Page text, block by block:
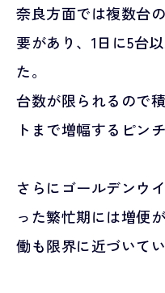
奈良方面では複数台
要があり、1日に5台
た。
台数が限られるので
トまで増幅するピンチ
さらにゴールデンウ
った繁忙期には増便
働も限界に近づいてい